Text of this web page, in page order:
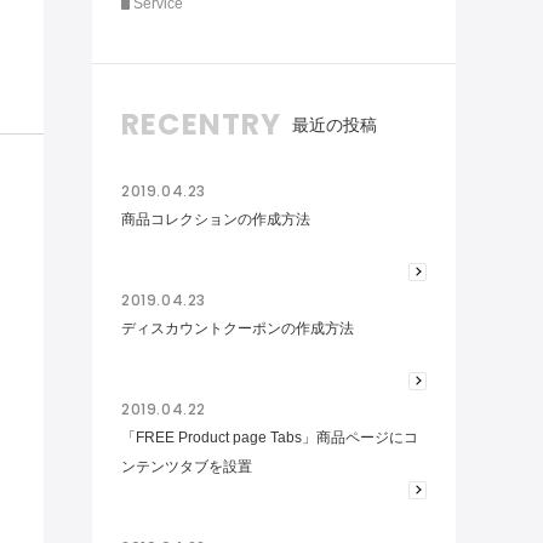
Service
RECENTRY 最近の投稿
2019.04.23
商品コレクションの作成方法
2019.04.23
ディスカウントクーポンの作成方法
2019.04.22
「FREE Product page Tabs」商品ページにコ
ンテンツタブを設置